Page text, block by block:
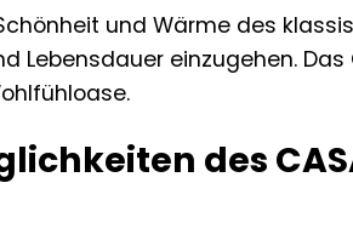
und Wärme des
Lebensdauer einzugehen.
des